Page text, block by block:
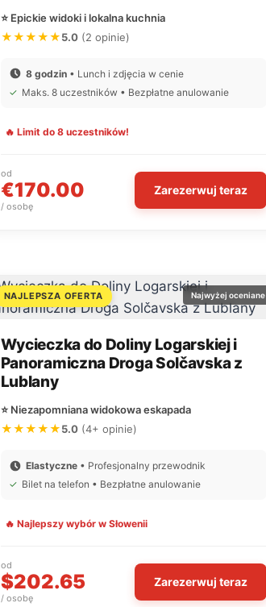
⭐ Epickie widoki i lokalna kuchnia
★★★★★5.0(2 opinie)
8 godzin• Lunch i zdjęcia w cenie
✓ Maks. 8 uczestników • Bezpłatne anulowanie
🔥 Limit do 8 uczestników!
od
€170.00
/ osobę
Zarezerwuj teraz
NAJLEPSZA OFERTA Najwyżej oceniane
Wycieczka do Doliny Logarskiej i
Panoramiczna Droga Solčavska z
Lublany
⭐ Niezapomniana widokowa eskapada
★★★★★5.0(4+ opinie)
Elastyczne• Profesjonalny przewodnik
✓ Bilet na telefon • Bezpłatne anulowanie
🔥 Najlepszy wybór w Słowenii
od
$202.65
/ osobę
Zarezerwuj teraz